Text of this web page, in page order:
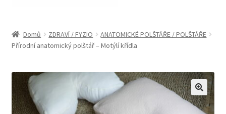
child
LÁTKY / MATERIÁLY
PROJEKTY
Expand
child
menu
VIDEA
Expand
child
Domů ZDRAVÍ / FYZIO
ANATOMICKÉ POLŠTÁŘE / POLŠTÁŘE
Přírodní anatomický polštář – Motýlí křídla